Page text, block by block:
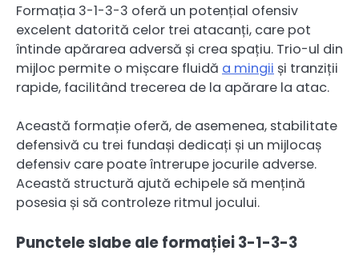
Formația 3-1-3-3 oferă un potențial ofensiv
excelent datorită celor trei atacanți, care pot
întinde apărarea adversă și crea spațiu. Trio-ul din
mijloc permite o mișcare fluidă a mingii și tranziții
rapide, facilitând trecerea de la apărare la atac.
Această formație oferă, de asemenea, stabilitate
defensivă cu trei fundași dedicați și un mijlocaș
defensiv care poate întrerupe jocurile adverse.
Această structură ajută echipele să mențină
posesia și să controleze ritmul jocului.
Punctele slabe ale formației 3-1-3-3